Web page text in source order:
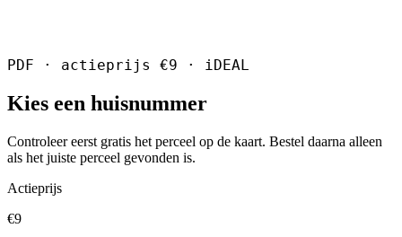
PDF · actieprijs €9 · iDEAL
Kies een huisnummer
Controleer eerst gratis het perceel op de kaart. Bestel daarna alleen
als het juiste perceel gevonden is.
Actieprijs
€9